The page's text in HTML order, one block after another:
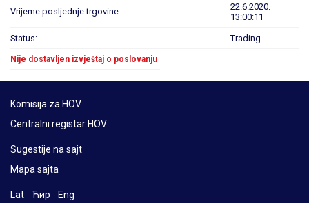
Vrijeme posljednje trgovine:
22.6.2020.
13:00:11
Status: Trading
Nije dostavljen izvještaj o poslovanju
Komisija za HOV
Centralni registar HOV
Sugestije na sajt
Mapa sajta
Lat Ћир Eng